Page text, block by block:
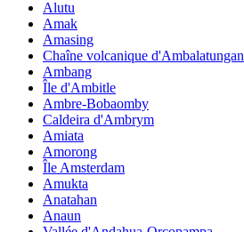
Alutu
Amak
Amasing
Chaîne volcanique d'Ambalatungan
Ambang
Île d'Ambitle
Ambre-Bobaomby
Caldeira d'Ambrym
Amiata
Amorong
Île Amsterdam
Amukta
Anatahan
Anaun